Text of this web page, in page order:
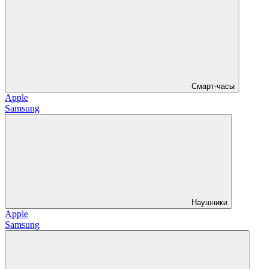
Смарт-часы
Apple
Samsung
Наушники
Apple
Samsung